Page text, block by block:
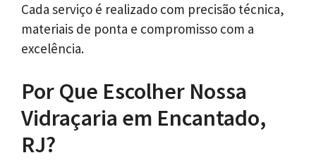
Cada serviço é realizado com precisão técnica,
materiais de ponta e compromisso com a
excelência.
Por Que Escolher Nossa
Vidraçaria em Encantado,
RJ?